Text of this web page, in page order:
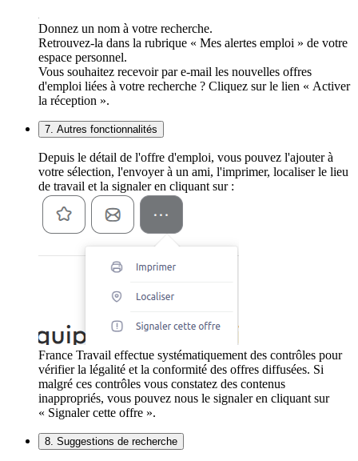
Donnez un nom à votre recherche.
Retrouvez-la dans la rubrique « Mes alertes emploi » de votre
espace personnel.
Vous souhaitez recevoir par e-mail les nouvelles offres
d'emploi liées à votre recherche ? Cliquez sur le lien « Activer
la réception ».
7. Autres fonctionnalités
Depuis le détail de l'offre d'emploi, vous pouvez l'ajouter à
votre sélection, l'envoyer à un ami, l'imprimer, localiser le lieu
de travail et la signaler en cliquant sur :
France Travail effectue systématiquement des contrôles pour
vérifier la légalité et la conformité des offres diffusées. Si
malgré ces contrôles vous constatez des contenus
inappropriés, vous pouvez nous le signaler en cliquant sur
« Signaler cette offre ».
8. Suggestions de recherche